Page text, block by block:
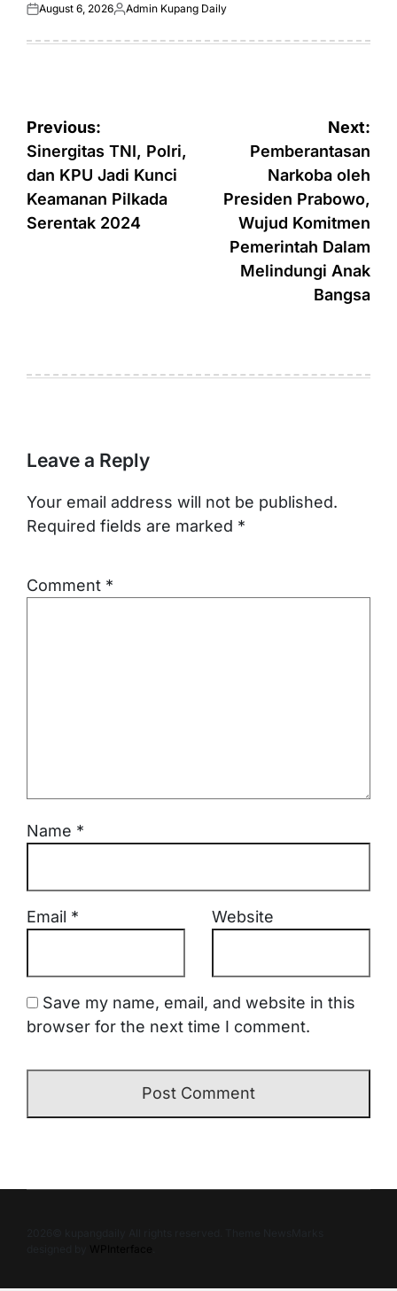
Posted
August 6, 2026Posted
Admin Kupang Daily
Post
navigation
Previous:
Sinergitas TNI, Polri,
dan KPU Jadi Kunci
Keamanan Pilkada
Serentak 2024
Next:
Pemberantasan
Narkoba oleh
Presiden Prabowo,
Wujud Komitmen
Pemerintah Dalam
Melindungi Anak
Bangsa
Leave a Reply
Your email address will not be published.
Required fields are marked *
Comment *
Name *
Email * Website
Save my name, email, and website in this
browser for the next time I comment.